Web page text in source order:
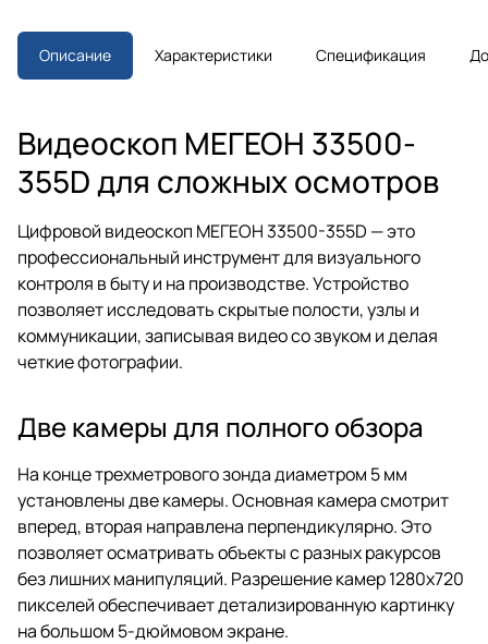
осмотра скрытых полостей в
быту и на производстве.
Описание Характеристики Спецификация
Видеоскоп МЕГЕОН 33500-
355D для сложных осмотров
Цифровой видеоскоп МЕГЕОН 33500-355D — это
профессиональный инструмент для визуального
контроля в быту и на производстве. Устройство
позволяет исследовать скрытые полости, узлы и
коммуникации, записывая видео со звуком и делая
четкие фотографии.
Две камеры для полного обзора
На конце трехметрового зонда диаметром 5 мм
установлены две камеры. Основная камера смотрит
вперед, вторая направлена перпендикулярно. Это
позволяет осматривать объекты с разных ракурсов
без лишних манипуляций. Разрешение камер 1280x720
пикселей обеспечивает детализированную картинку
на большом 5-дюймовом экране.